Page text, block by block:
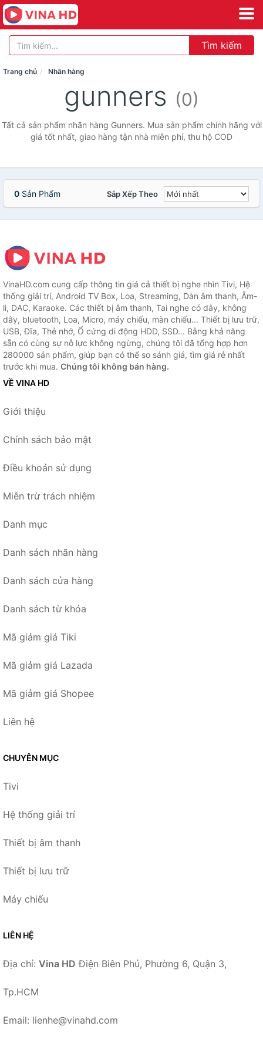
Tìm kiếm
Trang chủ Nhãn hàng
gunners (0)
Tất cả sản phẩm nhãn hàng Gunners. Mua sản phẩm chính hãng với
giá tốt nhất, giao hàng tận nhà miễn phí, thu hộ COD
0 Sản Phẩm Sắp Xếp Theo
VinaHD.com cung cấp thông tin giá cả thiết bị nghe nhìn Tivi, Hệ
thống giải trí, Android TV Box, Loa, Streaming, Dàn âm thanh, Âm-
li, DAC, Karaoke. Các thiết bị âm thanh, Tai nghe có dây, không
dây, bluetooth, Loa, Micro, máy chiếu, màn chiếu... Thiết bị lưu trữ,
USB, Đĩa, Thẻ nhớ, Ổ cứng di động HDD, SSD... Bằng khả năng
sẵn có cùng sự nỗ lực không ngừng, chúng tôi đã tổng hợp hơn
280000 sản phẩm, giúp bạn có thể so sánh giá, tìm giá rẻ nhất
trước khi mua. Chúng tôi không bán hàng.
VỀ VINA HD
Giới thiệu
Chính sách bảo mật
Điều khoản sử dụng
Miễn trừ trách nhiệm
Danh mục
Danh sách nhãn hàng
Danh sách cửa hàng
Danh sách từ khóa
Mã giảm giá Tiki
Mã giảm giá Lazada
Mã giảm giá Shopee
Liên hệ
CHUYÊN MỤC
Tivi
Hệ thống giải trí
Thiết bị âm thanh
Thiết bị lưu trữ
Máy chiếu
LIÊN HỆ
Địa chỉ: Vina HD Điện Biên Phủ, Phường 6, Quận 3,
Tp.HCM
Email: lienhe@vinahd.com